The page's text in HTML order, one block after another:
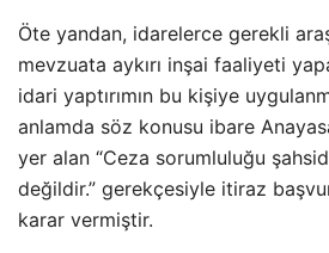
Öte yandan, idarelerce gerekli
mevzuata aykırı inşai faaliyeti
idari yaptırımın bu kişiye
anlamda söz konusu ibare
yer alan “Ceza sorumluluğu
değildir.” gerekçesiyle itiraz
karar vermiştir.